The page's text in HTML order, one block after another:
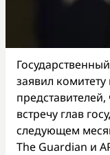
заявил
встречу глав
следующем
The Guardian и